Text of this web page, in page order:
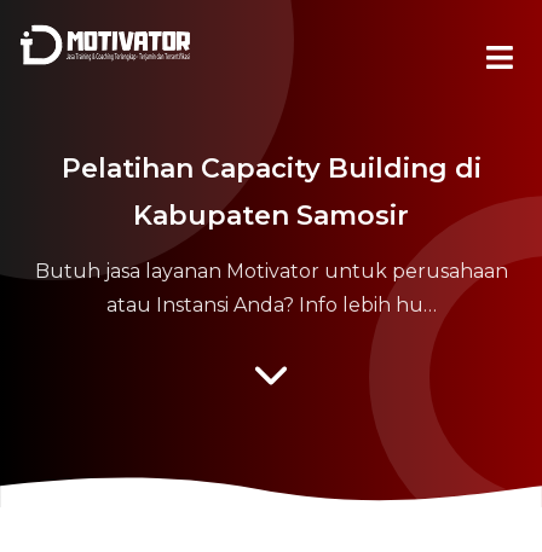
Pelatihan Capacity Building di
Kabupaten Samosir
Butuh jasa layanan Motivator untuk perusahaan
atau Instansi Anda? Info lebih hu…